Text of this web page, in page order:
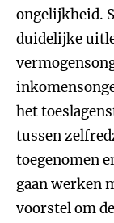
ongelijkheid.
duidelijke
het
tussen
toegenomen
gaan werken
voorstel om